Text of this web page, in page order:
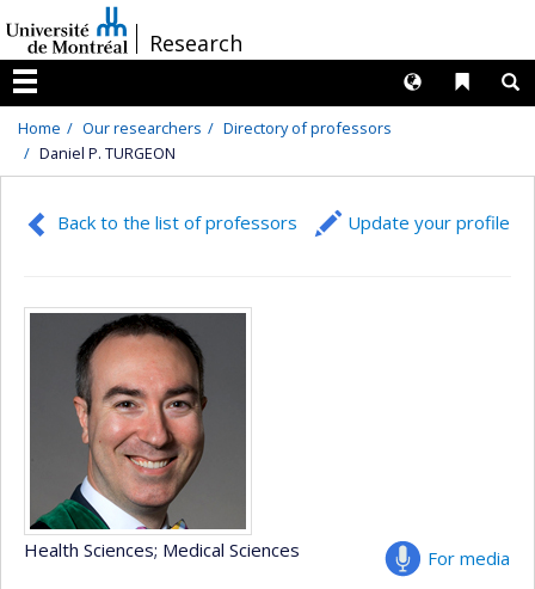
au
contenu
/Research
Menu
Liens
Langues
Home Our researchers
Directory of professors
Daniel P. TURGEON
Back to the list of professors Update your profile
For media
Health Sciences; Medical Sciences